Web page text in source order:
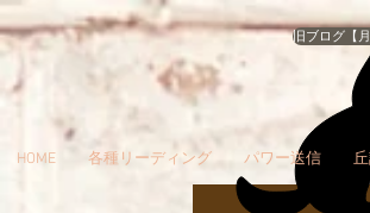
旧ブログ【月
HOME 各種リーディング パワー送信